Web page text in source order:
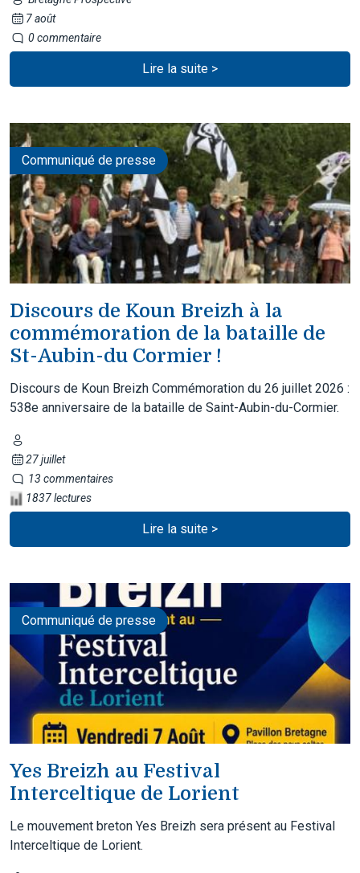
7 août
0 commentaire
Lire la suite >
Communiqué de presse
Discours de Koun Breizh à la
commémoration de la bataille de
St-Aubin-du Cormier !
Discours de Koun Breizh Commémoration du 26 juillet 2026 :
538e anniversaire de la bataille de Saint-Aubin-du-Cormier.
27 juillet
13 commentaires
1837 lectures
Lire la suite >
Communiqué de presse
Yes Breizh au Festival
Interceltique de Lorient
Le mouvement breton Yes Breizh sera présent au Festival
Interceltique de Lorient.